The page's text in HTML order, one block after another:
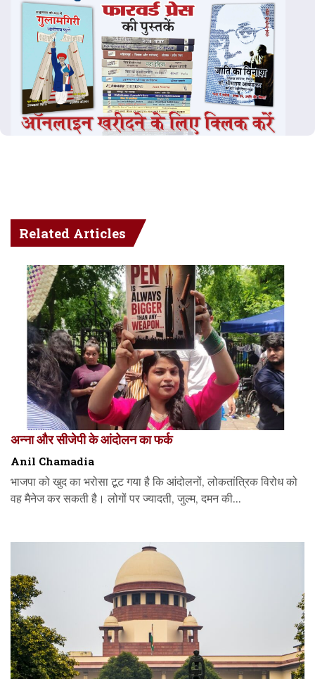
Related Articles
अन्ना और सीजेपी के आंदोलन का फर्क
Anil Chamadia
भाजपा को खुद का भरोसा टूट गया है कि आंदोलनों, लोकतांत्रिक विरोध को
वह मैनेज कर सकती है। लोगों पर ज्यादती, जुल्म, दमन की...